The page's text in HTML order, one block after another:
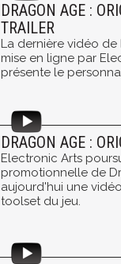
DRAGON AGE :
TRAILER
La dernière vidéo de
mise en ligne par
présente le
DRAGON AGE :
Electronic Arts
promotionnelle de
aujourd'hui une
toolset du jeu.